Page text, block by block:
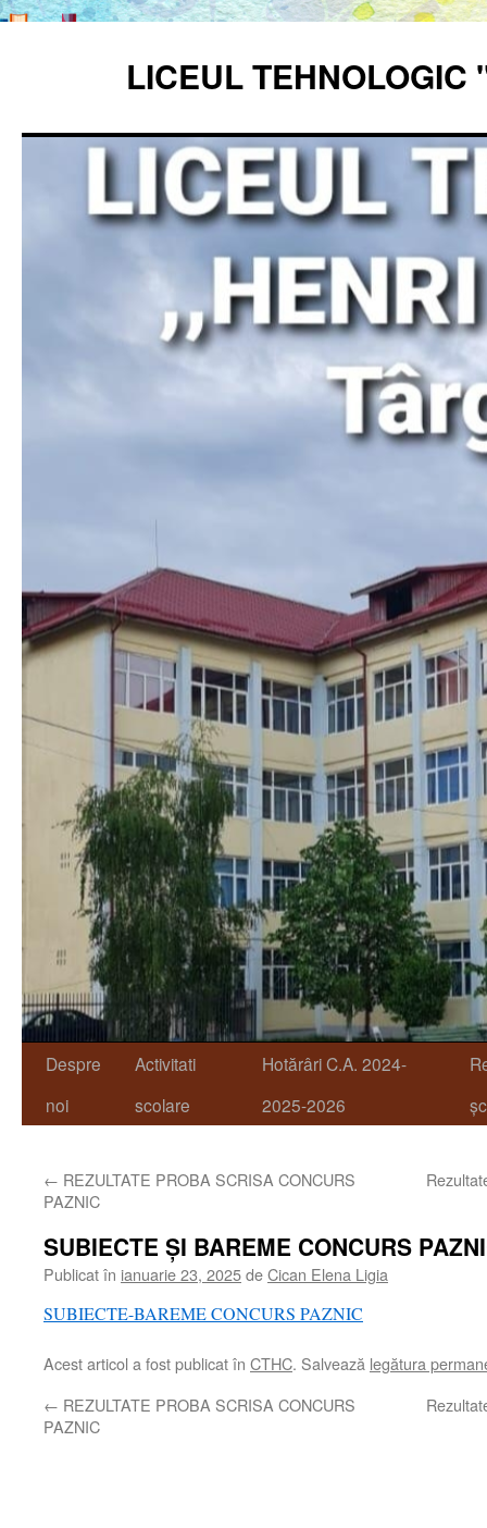
LICEUL
Despre
noi
Activitati
scolare
Hotărâri C.A. 2024-
2025-2026
← REZULTATE PROBA SCRISA CONCURS
PAZNIC
SUBIECTE ȘI BAREME CONCURS
Publicat în ianuarie 23, 2025deCican Elena Ligia
SUBIECTE-BAREME CONCURS PAZNIC
Acest articol a fost publicat în CTHC. Salvează legătura
← REZULTATE PROBA SCRISA CONCURS
PAZNIC